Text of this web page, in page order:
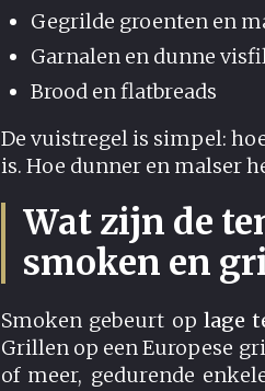
Gegrilde groenten en
Garnalen en dunne
Brood en flatbreads
De vuistregel is simpel:
is. Hoe dunner en malser
Wat zijn de
smoken en
Smoken gebeurt op lage
Grillen op een Europese
of meer, gedurende